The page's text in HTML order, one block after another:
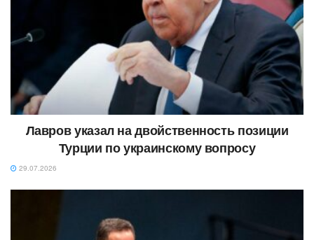
Лавров указал на двойственность позиции
Турции по украинскому вопросу
29.07.2026